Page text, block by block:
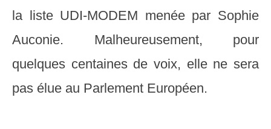
la liste UDI-MODEM menée par Sophie
Auconie. Malheureusement, pour
quelques centaines de voix, elle ne sera
pas élue au Parlement Européen.